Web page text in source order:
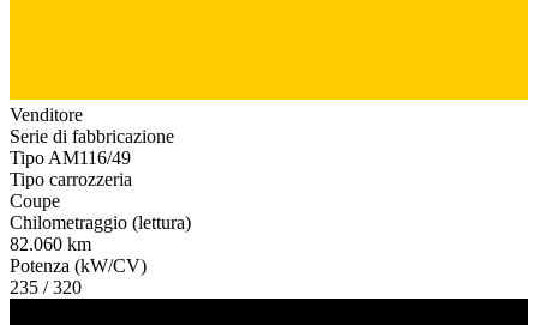
Venditore
Serie di fabbricazione
Tipo AM116/49
Tipo carrozzeria
Coupe
Chilometraggio (lettura)
82.060 km
Potenza (kW/CV)
235 / 320